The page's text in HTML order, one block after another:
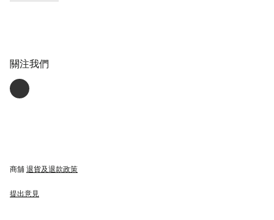
關注我們
商舖 退貨及退款政策
提出意見